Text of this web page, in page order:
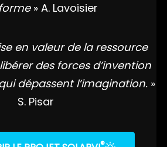
» A. Lavoisier
en valeur de la ressource
des forces d’invention
dépassent l’imagination. »
S. Pisar
®